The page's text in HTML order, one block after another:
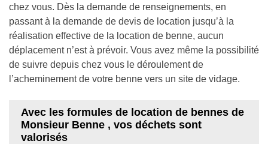
chez vous. Dès la demande de renseignements, en
passant à la demande de devis de location jusqu’à la
réalisation effective de la location de benne, aucun
déplacement n’est à prévoir. Vous avez même la possibilité
de suivre depuis chez vous le déroulement de
l’acheminement de votre benne vers un site de vidage.
Avec les formules de location de bennes de
Monsieur Benne , vos déchets sont
valorisés